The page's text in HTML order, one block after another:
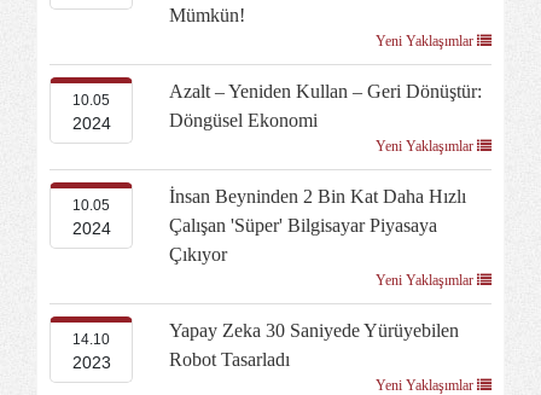
Mümkün!
Yeni Yaklaşımlar
10.05
2024
Azalt – Yeniden Kullan – Geri Dönüştür:
Döngüsel Ekonomi
Yeni Yaklaşımlar
10.05
2024
İnsan Beyninden 2 Bin Kat Daha Hızlı
Çalışan 'süper' Bilgisayar Piyasaya
Çıkıyor
Yeni Yaklaşımlar
14.10
2023
Yapay Zeka 30 Saniyede Yürüyebilen
Robot Tasarladı
Yeni Yaklaşımlar